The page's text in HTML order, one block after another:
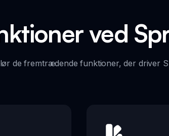
ved
de fremtrædende funktioner, der driver